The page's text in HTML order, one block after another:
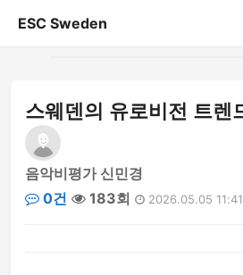
ESC Sweden
게시판
스웨덴의 유로비전 트렌
음악비평가 신민경
0건
183회 2026.05.05 11:41